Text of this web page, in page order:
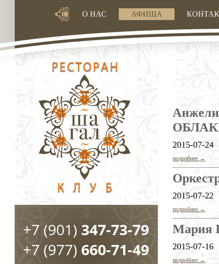
О НАС АФИША
2015-07-24
подробнее →
2015-07-22
подробнее →
Мария
2015-07-16
подробнее →
+7 (901) 347-73-79
+7 (977) 660-71-49